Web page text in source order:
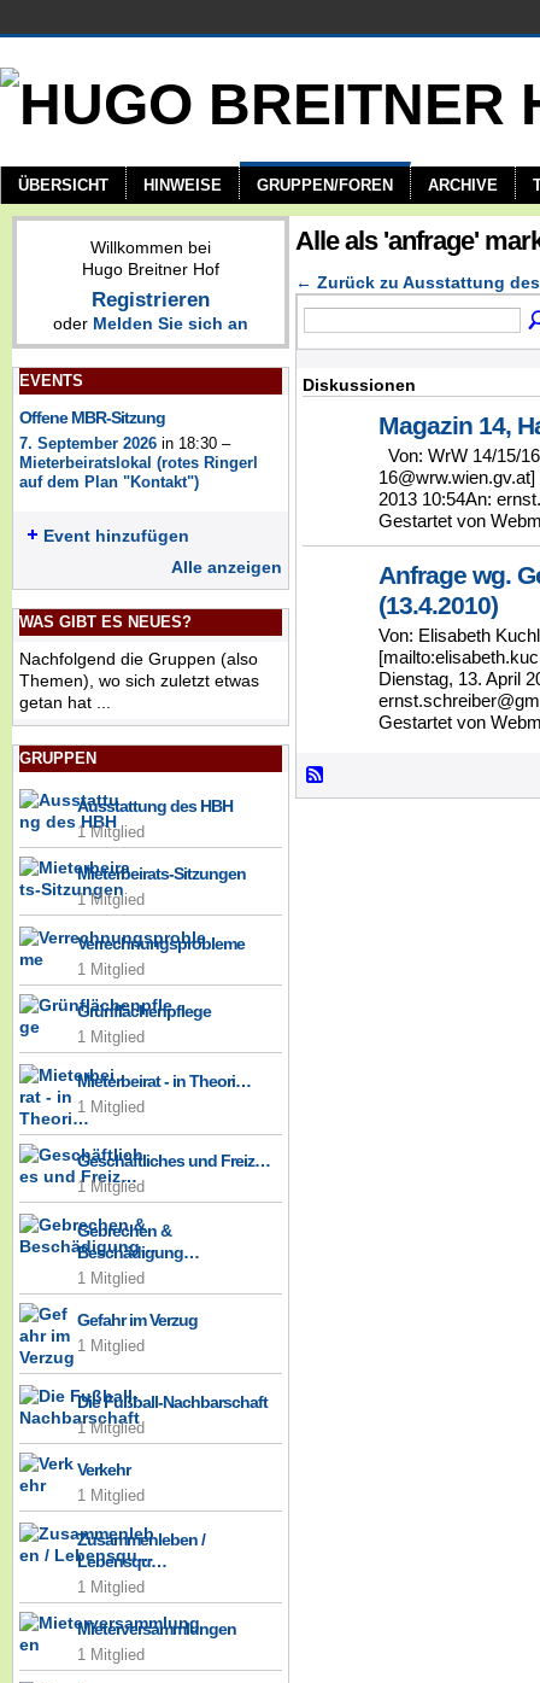
ÜBERSICHT HINWEISE GRUPPEN/FOREN ARCHIVE
Willkommen bei
Hugo Breitner Hof
Registrieren
oder Melden Sie sich an
EVENTS
Offene MBR-Sitzung
7. September 2026 in 18:30 –
Mieterbeiratslokal (rotes Ringerl
auf dem Plan "Kontakt")
Event hinzufügen
Alle anzeigen
WAS GIBT ES NEUES?
Nachfolgend die Gruppen (also
Themen), wo sich zuletzt etwas
getan hat ...
GRUPPEN
Ausstattung des HBH
1 Mitglied
Mieterbeirats-Sitzungen
1 Mitglied
Verrechnungsprobleme
1 Mitglied
Grünflächenpflege
1 Mitglied
Mieterbeirat - in Theori…
1 Mitglied
Geschäftliches und Freiz…
1 Mitglied
Gebrechen &
Beschädigung…
1 Mitglied
Gefahr im Verzug
1 Mitglied
Die Fußball-Nachbarschaft
1 Mitglied
Verkehr
1 Mitglied
Zusammenleben /
Lebensqu…
1 Mitglied
Mieterversammlungen
1 Mitglied
Alle als 'anfrage'
← Zurück zu Ausstattung
Diskussionen
Magazin 14,
Von: WrW 14/15/
2013 10:54An:
Gestartet von
Anfrage wg.
(13.4.2010)
Von: Elisabeth
Dienstag, 13. April
Gestartet von